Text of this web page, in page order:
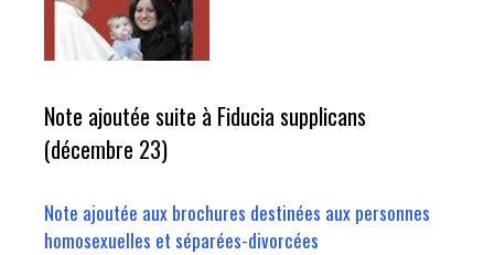
Note ajoutée suite à Fiducia supplicans
(décembre 23)
Note ajoutée aux brochures destinées aux personnes
homosexuelles et séparées-divorcées